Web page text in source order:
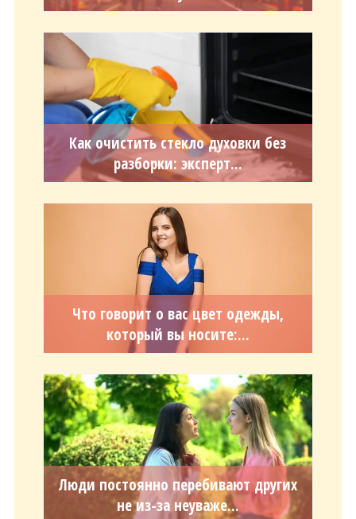
Как очистить стекло духовки без
разборки: эксперт...
Что говорит о вас цвет одежды,
который вы носите:...
Люди постоянно перебивают других
не из-за неуваже...